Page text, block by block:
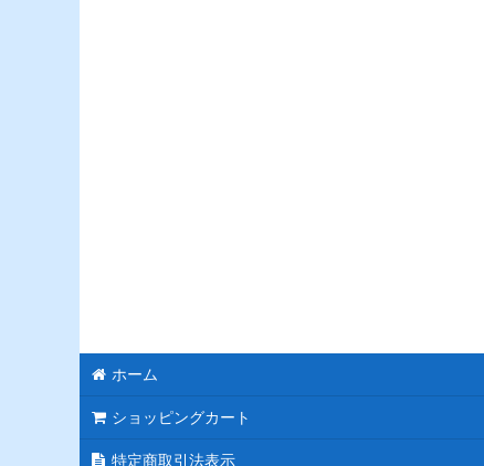
オレンジ
カラフル
ブラック
ホーム
ショッピングカート
特定商取引法表示